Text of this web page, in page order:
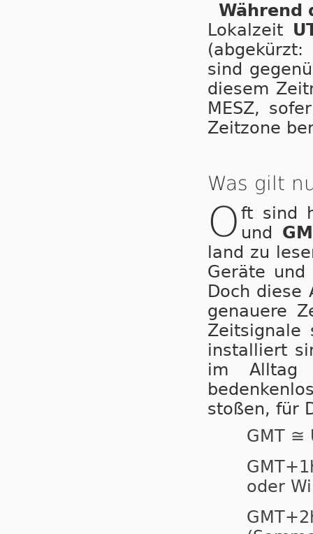
Während
Lokalzeit
(abgekürzt:
sind
diesem
MESZ,
Zeitzone
Was gilt
O ft sind
und
land zu
Geräte
Doch
ge­nau­e­re
Zeitsignale
installiert
im Alltag
stoßen, für
GMT ≅
oder